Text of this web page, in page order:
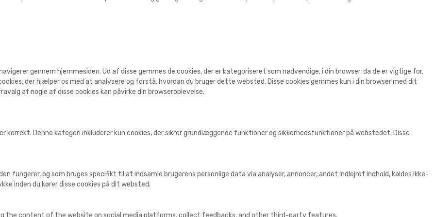
gennem hjemmesiden. Ud af disse gemmes de cookies, der er kategoriseret som nødvendige, i din browser, da de er vigtige for,
der hjælper os med at analysere og forstå, hvordan du bruger dette websted. Disse cookies gemmes kun i din browser med dit
af nogle af disse cookies kan påvirke din browseroplevelse.
Denne kategori inkluderer kun cookies, der sikrer grundlæggende funktioner og sikkerhedsfunktioner på webstedet. Disse
fungerer, og som bruges specifikt til at indsamle brugerens personlige data via analyser, annoncer, andet indlejret indhold, kaldes ikke-
inden du kører disse cookies på dit websted.